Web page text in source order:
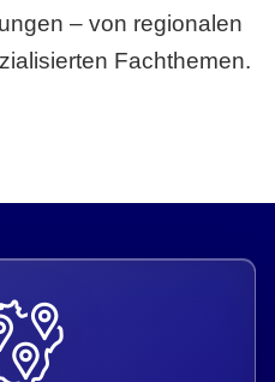
– von regionalen
Fachthemen.